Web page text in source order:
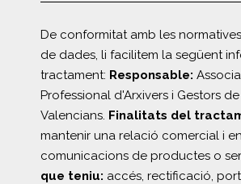
De conformitat amb les
de dades, li facilitem la següent
tractament: Responsable:
Professional d'Arxivers i Gestors
Valencians. Finalitats del
mantenir una relació comercial i
comunicacions de productes o
que teniu: accés, rectificació,